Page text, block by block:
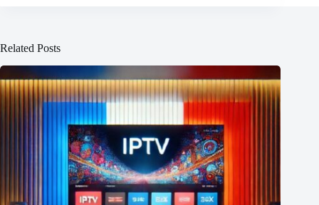
Related Posts